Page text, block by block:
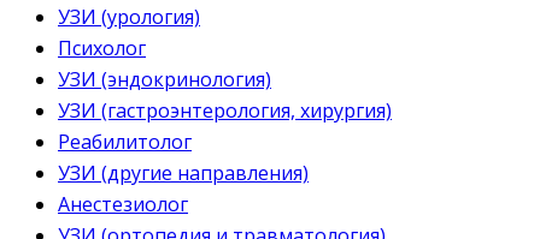
УЗИ (урология)
Психолог
УЗИ (эндокринология)
УЗИ (гастроэнтерология, хирургия)
Реабилитолог
УЗИ (другие направления)
Анестезиолог